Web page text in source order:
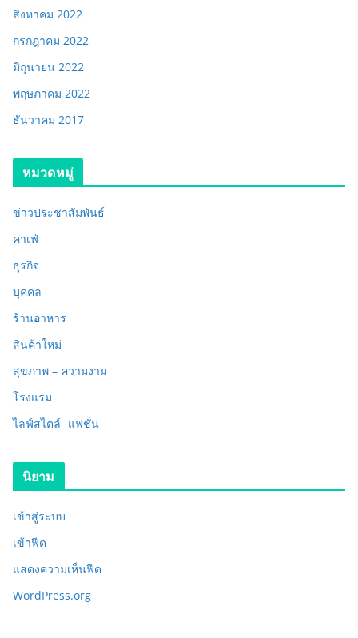
สิงหาคม 2022
กรกฎาคม 2022
มิถุนายน 2022
พฤษภาคม 2022
ธันวาคม 2017
หมวดหมู่
ข่าวประชาสัมพันธ์
คาเฟ่
ธุรกิจ
บุคคล
ร้านอาหาร
สินค้าใหม่
สุขภาพ – ความงาม
โรงแรม
ไลฟ์สไตล์ -แฟชั่น
นิยาม
เข้าสู่ระบบ
เข้าฟีด
แสดงความเห็นฟีด
WordPress.org